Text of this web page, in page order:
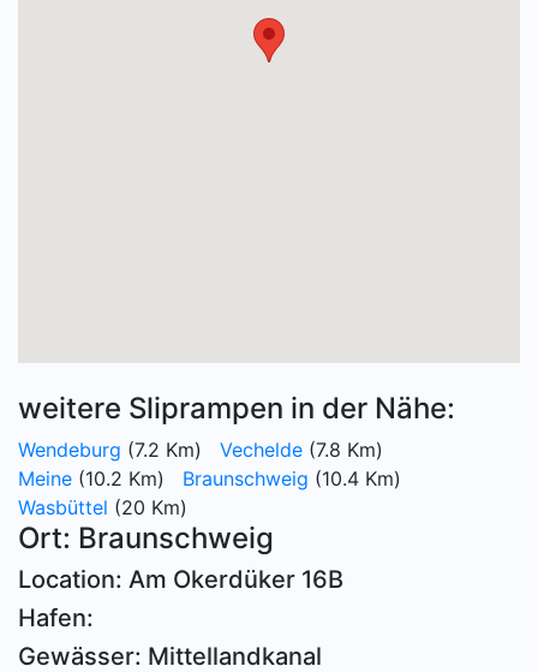
weitere Sliprampen in der Nähe:
Wendeburg (7.2 Km) Vechelde (7.8 Km)
Meine (10.2 Km) Braunschweig (10.4 Km)
Wasbüttel (20 Km)
Ort: Braunschweig
Location: Am Okerdüker 16B
Hafen:
Gewässer: Mittellandkanal